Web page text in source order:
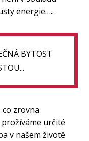
energie…..
BYTOST
zrovna
určité
v našem životě